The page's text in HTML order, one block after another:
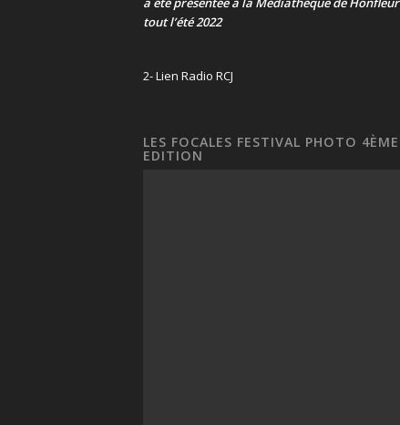
tout l’été 2022
2- Lien Radio RCJ
LES FOCALES FESTIVAL PHOTO 4ÈME
EDITION